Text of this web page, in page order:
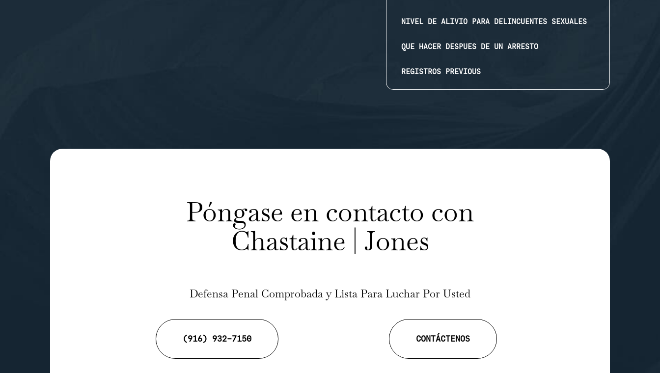
NIVEL DE ALIVIO PARA DELINCUENTES SEXUALES
QUE HACER DESPUES DE UN ARRESTO
REGISTROS PREVIOUS
Póngase en contacto con
Chastaine | Jones
Defensa Penal Comprobada y Lista Para Luchar Por Usted
(916) 932-7150 CONTÁCTENOS